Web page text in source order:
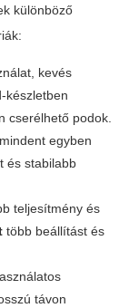
különböző
kevés
készletben
cserélhető podok.
egyben
és stabilabb
teljesítmény és
több beállítást és
távon